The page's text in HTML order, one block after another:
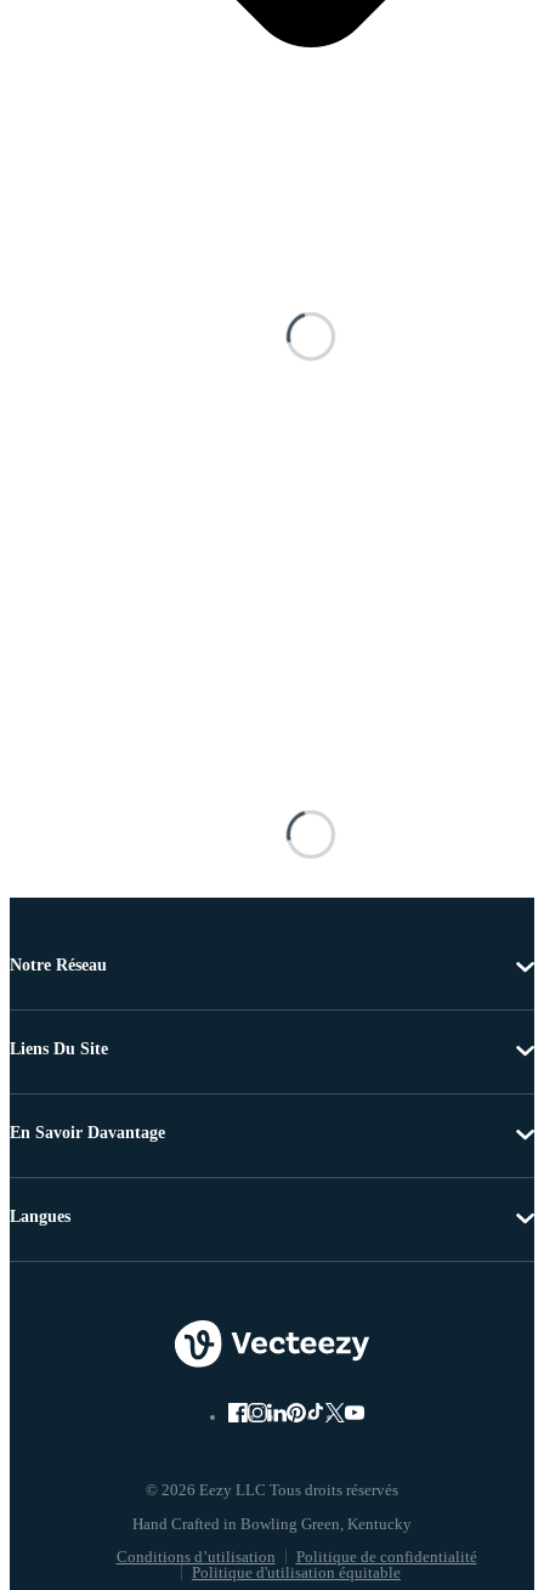
Notre Réseau
Liens Du Site
En Savoir Davantage
© 2026 Eezy LLC Tous droits réservés
Conditions d’utilisation
Politique de confidentialité
Politique d'utilisation équitable
Langues